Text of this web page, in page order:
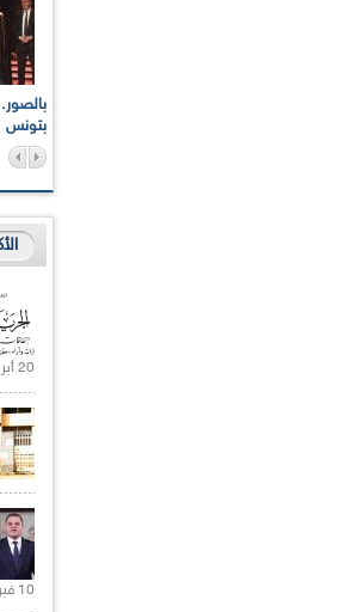
بتونس
20 أبريل 2021 |
10 فبراير 2021 |